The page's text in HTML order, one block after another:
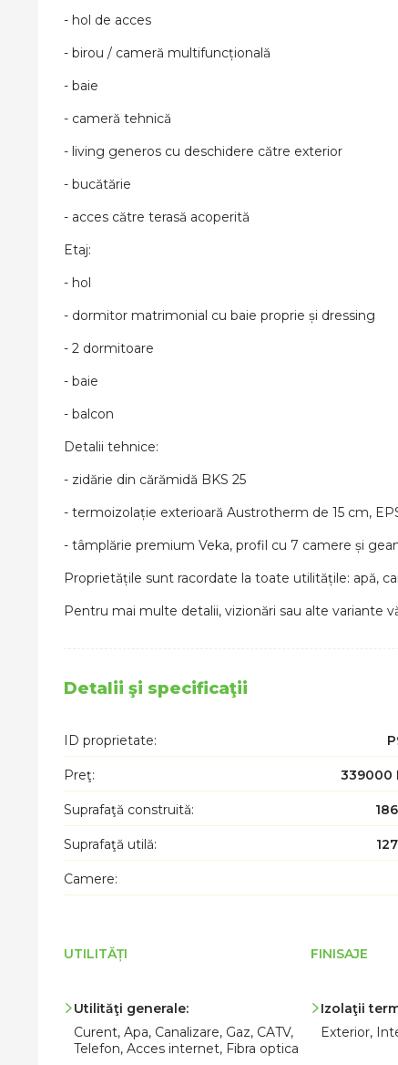
- hol de acces
- birou / cameră multifuncțională
- baie
- cameră tehnică
- living generos cu deschidere către exterior
- bucătărie
- acces către terasă acoperită
Etaj:
- hol
- dormitor matrimonial cu baie proprie și dressing
- 2 dormitoare
- baie
- balcon
Detalii tehnice:
- zidărie din cărămidă BKS 25
- termoizolație exterioară Austrotherm de 15 cm,
- tâmplărie premium Veka, profil cu 7 camere și
Proprietățile sunt racordate la toate utilitățile: apă,
Pentru mai multe detalii, vizionări sau alte variante
Detalii şi specificaţii
ID proprietate:
Preţ: 339000
Suprafaţă construită:
Suprafaţă utilă:
Camere:
UTILITĂȚI
Utilităţi generale:
Curent, Apa, Canalizare, Gaz, CATV,
Telefon, Acces internet, Fibra optica
FINISAJE
Izolaţii
Exterior,